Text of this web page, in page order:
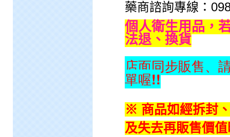
藥商諮詢專線：
個人衛生用品，
法退、換貨
店面同步販售、
單喔!!
※ 商品如經拆封
及失去再販售價